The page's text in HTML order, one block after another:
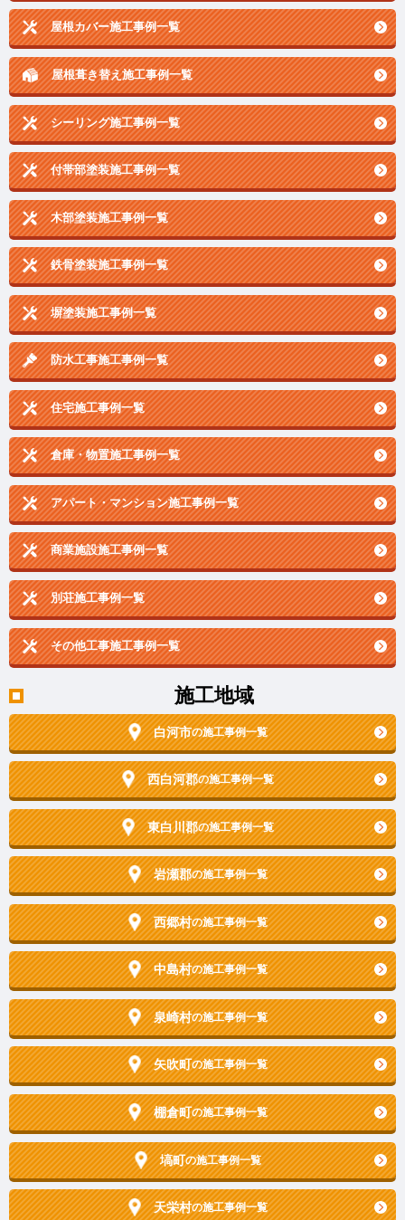
屋根カバー施工事例一覧
屋根葺き替え施工事例一覧
シーリング施工事例一覧
付帯部塗装施工事例一覧
木部塗装施工事例一覧
鉄骨塗装施工事例一覧
塀塗装施工事例一覧
防水工事施工事例一覧
住宅施工事例一覧
倉庫・物置施工事例一覧
アパート・マンション施工事例一覧
商業施設施工事例一覧
別荘施工事例一覧
その他工事施工事例一覧
施工地域
白河市の施工事例一覧
西白河郡の施工事例一覧
東白川郡の施工事例一覧
岩瀬郡の施工事例一覧
西郷村の施工事例一覧
中島村の施工事例一覧
泉崎村の施工事例一覧
矢吹町の施工事例一覧
棚倉町の施工事例一覧
塙町の施工事例一覧
天栄村の施工事例一覧